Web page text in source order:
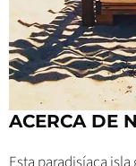
ACERCA DE